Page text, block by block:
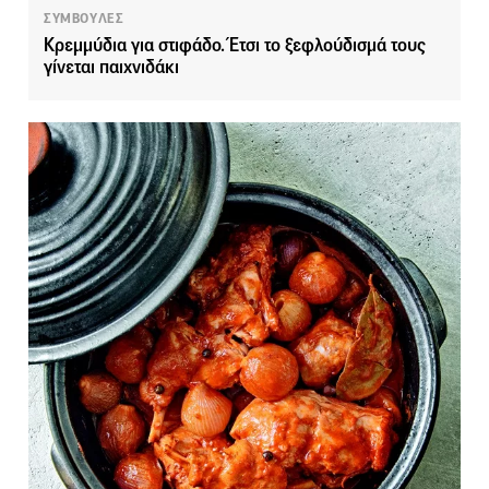
ΣΥΜΒΟΥΛΕΣ
Κρεμμύδια για στιφάδο. Έτσι το ξεφλούδισμά τους
γίνεται παιχνιδάκι